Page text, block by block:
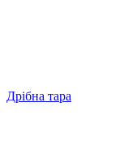
Дрібна тара